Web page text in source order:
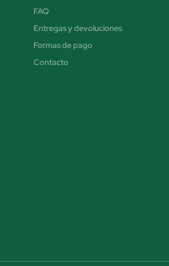
FAQ
Entregas y devoluciones
Formas de pago
Contacto